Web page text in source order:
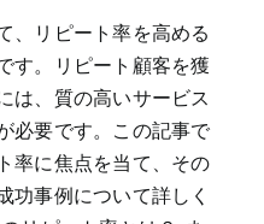
、リピート率を高める
す。リピート顧客を獲
は、質の高いサービス
必要です。この記事で
率に焦点を当て、その
功事例について詳しく